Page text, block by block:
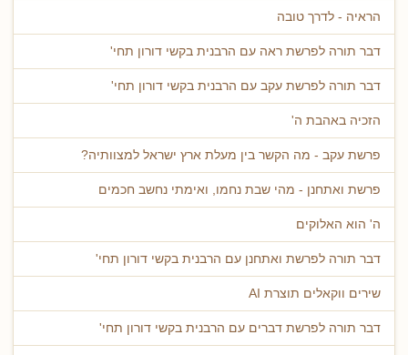
הראיה - לדרך טובה
דבר תורה לפרשת ראה עם הרבנית בקשי דורון תחי'
דבר תורה לפרשת עקב עם הרבנית בקשי דורון תחי'
הזכיה באהבת ה'
פרשת עקב - מה הקשר בין מעלת ארץ ישראל למצוותיה?
פרשת ואתחנן - מהי שבת נחמו, ואימתי נחשב חכמים
ה' הוא האלוקים
דבר תורה לפרשת ואתחנן עם הרבנית בקשי דורון תחי'
שירים ווקאלים תוצרת AI
דבר תורה לפרשת דברים עם הרבנית בקשי דורון תחי'